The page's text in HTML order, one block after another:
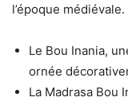
l’époque médiévale.
Le Bou Inania,
ornée
La Madrasa Bou